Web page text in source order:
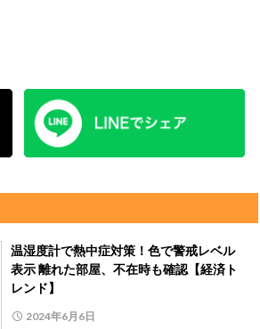
温湿度計で熱中症対策！色で警戒レベル
表示 離れた部屋、不在時も確認【経済ト
レンド】
2024年6月6日